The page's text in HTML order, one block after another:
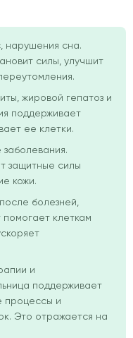
нарушения сна.
силы, улучшит
жировой гепатоз и
поддерживает
ее клетки.
защитные силы
кожи.
болезней,
клеткам
и
поддерживает
процессы и
Это отражается на